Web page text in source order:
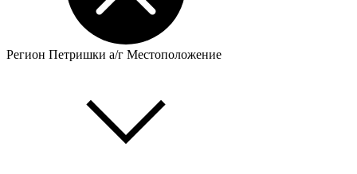
Регион Петришки а/г Местоположение